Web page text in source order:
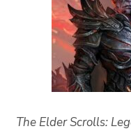
The Elder Scrolls: